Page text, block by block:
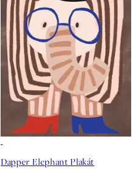
Dapper Elephant Plakát